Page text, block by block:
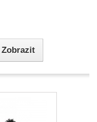
Zobrazit